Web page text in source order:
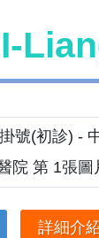
詳細介